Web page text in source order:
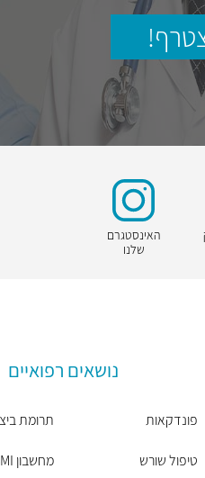
האינסטגרם
שלנו
נושאים רפואיים
פונדקאות
טיפול שורש
תרומת
מחשבון BMI